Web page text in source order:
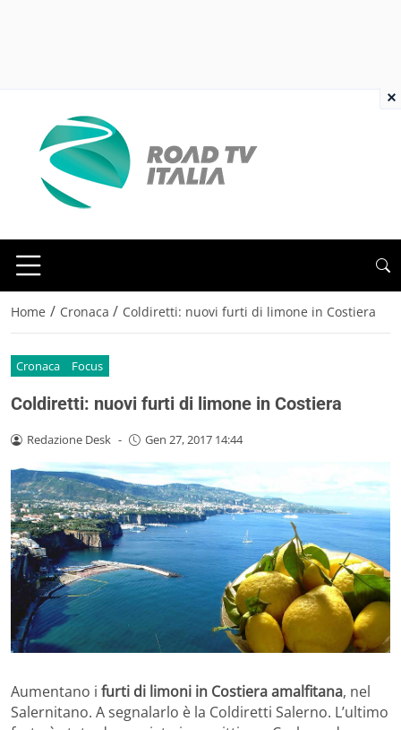
Home / Cronaca / Coldiretti: nuovi furti di limone in Costiera
Cronaca Focus
Coldiretti: nuovi furti di limone in Costiera
Redazione Desk - Gen 27, 2017 14:44
Aumentano i furti di limoni in Costiera amalfitana, nel
Salernitano. A segnalarlo è la Coldiretti Salerno. L’ultimo
×